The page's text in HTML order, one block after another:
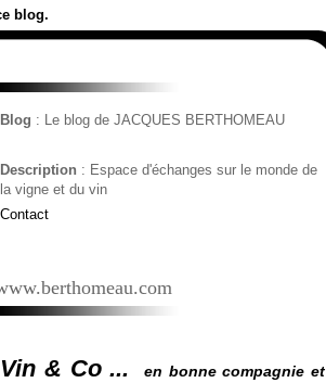
blog.
Blog : Le blog de JACQUES BERTHOMEAU
Description : Espace d'échanges sur le monde de
la vigne et du vin
Contact
Vin & Co ...
en bonne compagnie et